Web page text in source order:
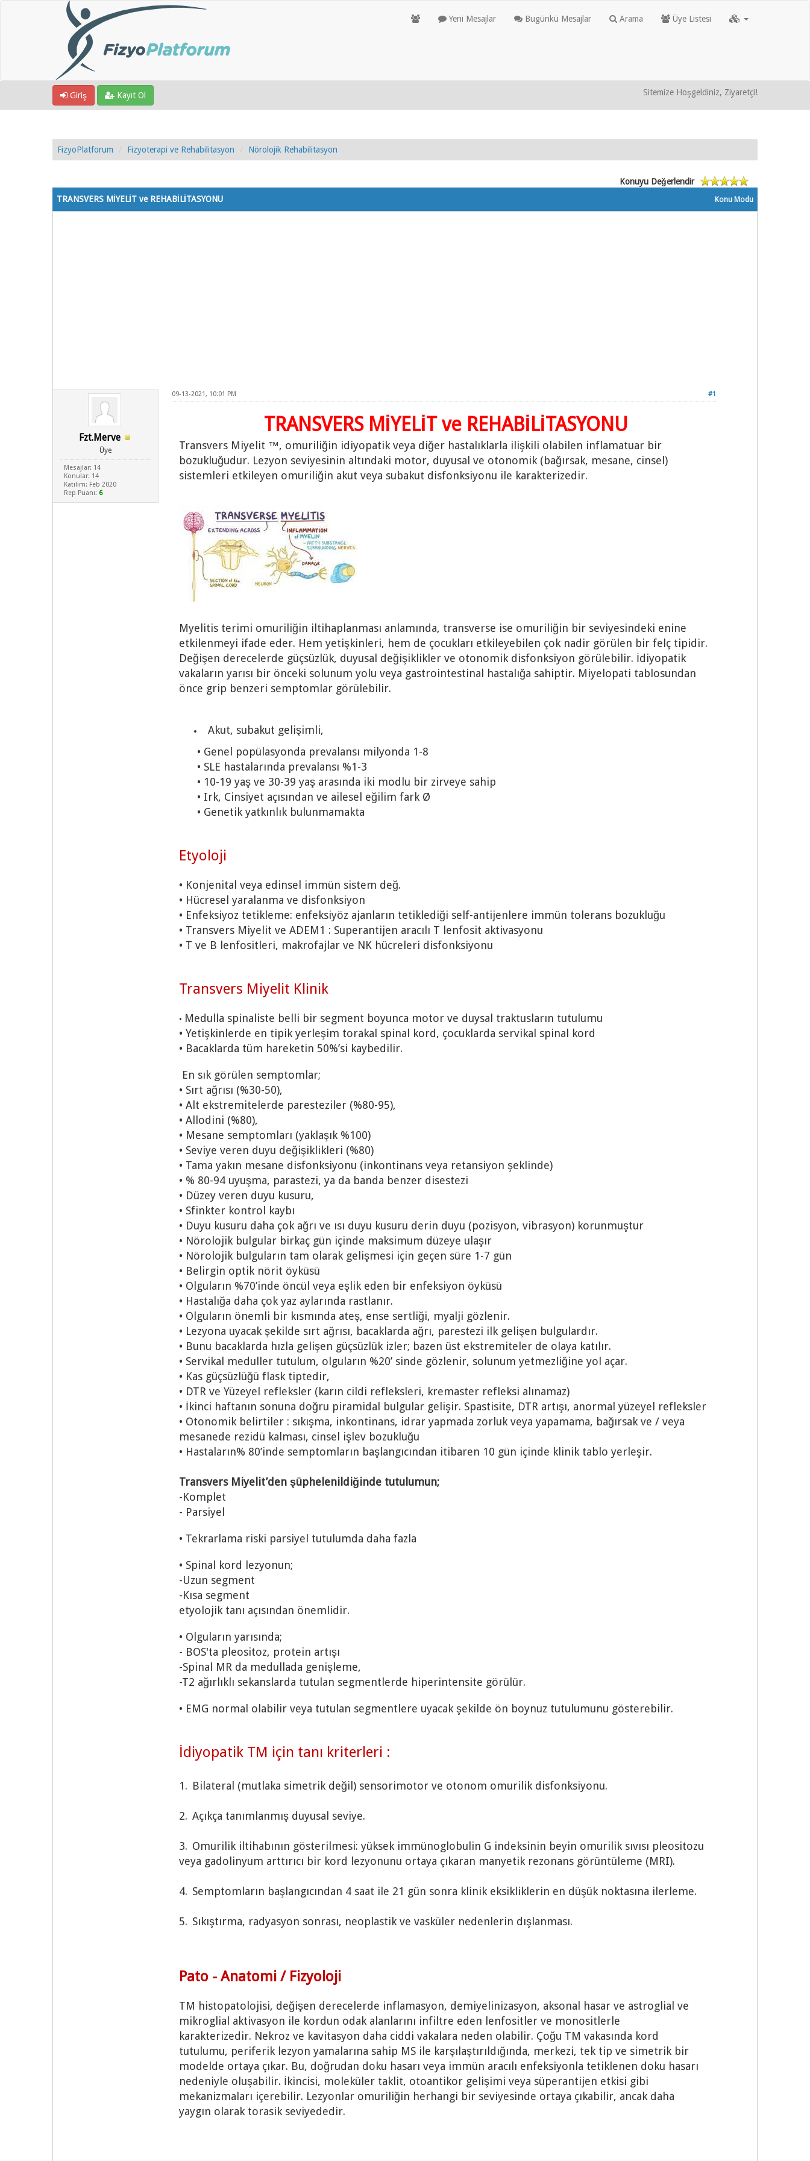
Yeni Mesajlar Bugünkü Mesajlar Arama Üye Listesi
Giriş Kayıt Ol Sitemize Hoşgeldiniz, Ziyaretçi!
FizyoPlatforum Fizyoterapi ve Rehabilitasyon Nörolojik Rehabilitasyon
Konuyu Değerlendir
Konu Modu
TRANSVERS MİYELİT ve REHABİLİTASYONU
Fzt.Merve
Üye
Mesajlar: 14
Konular: 14
Katılım: Feb 2020
Rep Puanı: 6
#1
09-13-2021, 10:01 PM
TRANSVERS MİYELİT ve REHABİLİTASYONU
Transvers Miyelit ™, omuriliğin idiyopatik veya diğer hastalıklarla ilişkili olabilen inflamatuar bir
bozukluğudur. Lezyon seviyesinin altındaki motor, duyusal ve otonomik (bağırsak, mesane, cinsel)
sistemleri etkileyen omuriliğin akut veya subakut disfonksiyonu ile karakterizedir.
Myelitis terimi omuriliğin iltihaplanması anlamında, transverse ise omuriliğin bir seviyesindeki enine
etkilenmeyi ifade eder. Hem yetişkinleri, hem de çocukları etkileyebilen çok nadir görülen bir felç tipidir.
Değişen derecelerde güçsüzlük, duyusal değişiklikler ve otonomik disfonksiyon görülebilir. İdiyopatik
vakaların yarısı bir önceki solunum yolu veya gastrointestinal hastalığa sahiptir. Miyelopati tablosundan
önce grip benzeri semptomlar görülebilir.
Akut, subakut gelişimli,
• Genel popülasyonda prevalansı milyonda 1-8
• SLE hastalarında prevalansı %1-3
• 10-19 yaş ve 30-39 yaş arasında iki modlu bir zirveye sahip
• Irk, Cinsiyet açısından ve ailesel eğilim fark Ø
• Genetik yatkınlık bulunmamakta
Etyoloji
• Konjenital veya edinsel immün sistem değ.
• Hücresel yaralanma ve disfonksiyon
• Enfeksiyoz tetikleme: enfeksiyöz ajanların tetiklediği self-antijenlere immün tolerans bozukluğu
• Transvers Miyelit ve ADEM1 : Superantijen aracılı T lenfosit aktivasyonu
• T ve B lenfositleri, makrofajlar ve NK hücreleri disfonksiyonu
Transvers Miyelit Klinik
• Medulla spinaliste belli bir segment boyunca motor ve duysal traktusların tutulumu
• Yetişkinlerde en tipik yerleşim torakal spinal kord, çocuklarda servikal spinal kord
• Bacaklarda tüm hareketin 50%’si kaybedilir.
En sık görülen semptomlar;
• Sırt ağrısı (%30-50),
• Alt ekstremitelerde paresteziler (%80-95),
• Allodini (%80),
• Mesane semptomları (yaklaşık %100)
• Seviye veren duyu değişiklikleri (%80)
• Tama yakın mesane disfonksiyonu (inkontinans veya retansiyon şeklinde)
• % 80-94 uyuşma, parastezi, ya da banda benzer disestezi
• Düzey veren duyu kusuru,
• Sfinkter kontrol kaybı
• Duyu kusuru daha çok ağrı ve ısı duyu kusuru derin duyu (pozisyon, vibrasyon) korunmuştur
• Nörolojik bulgular birkaç gün içinde maksimum düzeye ulaşır
• Nörolojik bulguların tam olarak gelişmesi için geçen süre 1-7 gün
• Belirgin optik nörit öyküsü
• Olguların %70’inde öncül veya eşlik eden bir enfeksiyon öyküsü
• Hastalığa daha çok yaz aylarında rastlanır.
• Olguların önemli bir kısmında ateş, ense sertliği, myalji gözlenir.
• Lezyona uyacak şekilde sırt ağrısı, bacaklarda ağrı, parestezi ilk gelişen bulgulardır.
• Bunu bacaklarda hızla gelişen güçsüzlük izler; bazen üst ekstremiteler de olaya katılır.
• Servikal meduller tutulum, olguların %20’ sinde gözlenir, solunum yetmezliğine yol açar.
• Kas güçsüzlüğü flask tiptedir,
• DTR ve Yüzeyel refleksler (karın cildi refleksleri, kremaster refleksi alınamaz)
• İkinci haftanın sonuna doğru piramidal bulgular gelişir. Spastisite, DTR artışı, anormal yüzeyel refleksler
• Otonomik belirtiler : sıkışma, inkontinans, idrar yapmada zorluk veya yapamama, bağırsak ve / veya
mesanede rezidü kalması, cinsel işlev bozukluğu
• Hastaların% 80’inde semptomların başlangıcından itibaren 10 gün içinde klinik tablo yerleşir.
Transvers Miyelit’den şüphelenildiğinde tutulumun;
-Komplet
- Parsiyel
• Tekrarlama riski parsiyel tutulumda daha fazla
• Spinal kord lezyonun;
-Uzun segment
-Kısa segment
etyolojik tanı açısından önemlidir.
• Olguların yarısında;
- BOS'ta pleositoz, protein artışı
-Spinal MR da medullada genişleme,
-T2 ağırlıklı sekanslarda tutulan segmentlerde hiperintensite görülür.
• EMG normal olabilir veya tutulan segmentlere uyacak şekilde ön boynuz tutulumunu gösterebilir.
İdiyopatik TM için tanı kriterleri :
1. Bilateral (mutlaka simetrik değil) sensorimotor ve otonom omurilik disfonksiyonu.
2. Açıkça tanımlanmış duyusal seviye.
3. Omurilik iltihabının gösterilmesi: yüksek immünoglobulin G indeksinin beyin omurilik sıvısı pleositozu
veya gadolinyum arttırıcı bir kord lezyonunu ortaya çıkaran manyetik rezonans görüntüleme (MRI).
4. Semptomların başlangıcından 4 saat ile 21 gün sonra klinik eksikliklerin en düşük noktasına ilerleme.
5. Sıkıştırma, radyasyon sonrası, neoplastik ve vasküler nedenlerin dışlanması.
Pato - Anatomi / Fizyoloji
TM histopatolojisi, değişen derecelerde inflamasyon, demiyelinizasyon, aksonal hasar ve astroglial ve
mikroglial aktivasyon ile kordun odak alanlarını infiltre eden lenfositler ve monositlerle
karakterizedir. Nekroz ve kavitasyon daha ciddi vakalara neden olabilir. Çoğu TM vakasında kord
tutulumu, periferik lezyon yamalarına sahip MS ile karşılaştırıldığında, merkezi, tek tip ve simetrik bir
modelde ortaya çıkar. Bu, doğrudan doku hasarı veya immün aracılı enfeksiyonla tetiklenen doku hasarı
nedeniyle oluşabilir. İkincisi, moleküler taklit, otoantikor gelişimi veya süperantijen etkisi gibi
mekanizmaları içerebilir. Lezyonlar omuriliğin herhangi bir seviyesinde ortaya çıkabilir, ancak daha
yaygın olarak torasik seviyededir.